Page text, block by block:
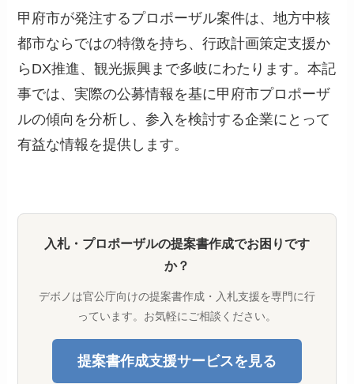
甲府市が発注するプロポーザル案件は、地方中核
都市ならではの特徴を持ち、行政計画策定支援か
らDX推進、観光振興まで多岐にわたります。本記
事では、実際の公募情報を基に甲府市プロポーザ
ルの傾向を分析し、参入を検討する企業にとって
有益な情報を提供します。
入札・プロポーザルの提案書作成でお困りです
か？
デボノは官公庁向けの提案書作成・入札支援を専門に行
っています。お気軽にご相談ください。
提案書作成支援サービスを見る